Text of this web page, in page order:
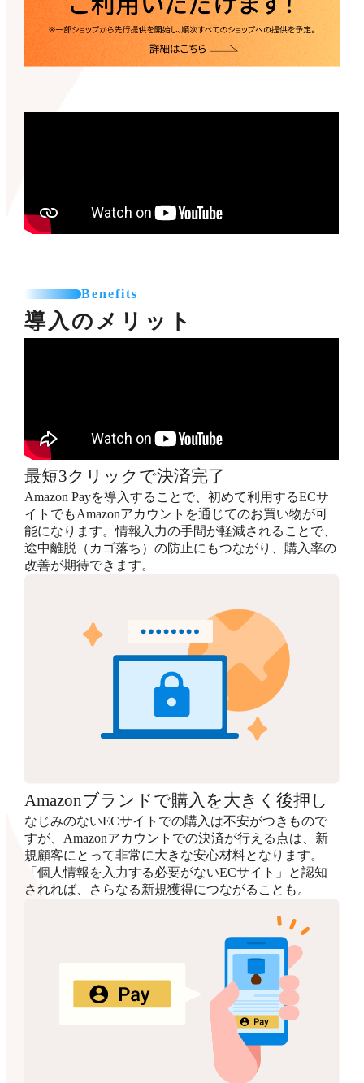
Benefits
導入のメリット
最短3クリックで決済完了
Amazon Payを導入することで、初めて利用するECサ
イトでもAmazonアカウントを通じてのお買い物が可
能になります。情報入力の手間が軽減されることで、
途中離脱（カゴ落ち）の防止にもつながり、購入率の
改善が期待できます。
Amazonブランドで購入を大きく後押し
なじみのないECサイトでの購入は不安がつきもので
すが、Amazonアカウントでの決済が行える点は、新
規顧客にとって非常に大きな安心材料となります。
「個人情報を入力する必要がないECサイト」と認知
されれば、さらなる新規獲得につながることも。